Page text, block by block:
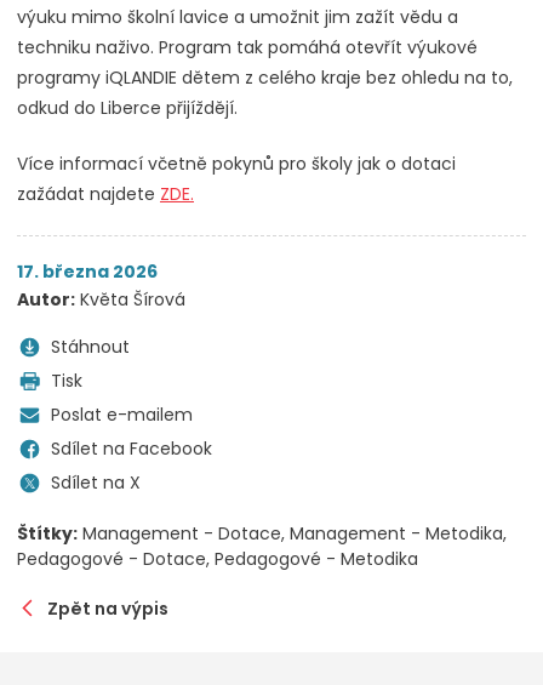
výuku mimo školní lavice a umožnit jim zažít vědu a
techniku naživo. Program tak pomáhá otevřít výukové
programy iQLANDIE dětem z celého kraje bez ohledu na to,
odkud do Liberce přijíždějí.
Více informací včetně pokynů pro školy jak o dotaci
zažádat najdete ZDE.
17. března 2026
Autor: Květa Šírová
Stáhnout
Tisk
Poslat e-mailem
Sdílet na Facebook
Sdílet na X
Štítky: Management - Dotace Management - Metodika
Pedagogové - Dotace Pedagogové - Metodika
Zpět na výpis